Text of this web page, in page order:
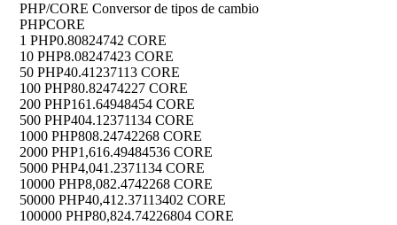
PHP/CORE Conversor de tipos de cambio
PHPCORE
1 PHP0.80824742 CORE
10 PHP8.08247423 CORE
50 PHP40.41237113 CORE
100 PHP80.82474227 CORE
200 PHP161.64948454 CORE
500 PHP404.12371134 CORE
1000 PHP808.24742268 CORE
2000 PHP1,616.49484536 CORE
5000 PHP4,041.2371134 CORE
10000 PHP8,082.4742268 CORE
50000 PHP40,412.37113402 CORE
100000 PHP80,824.74226804 CORE